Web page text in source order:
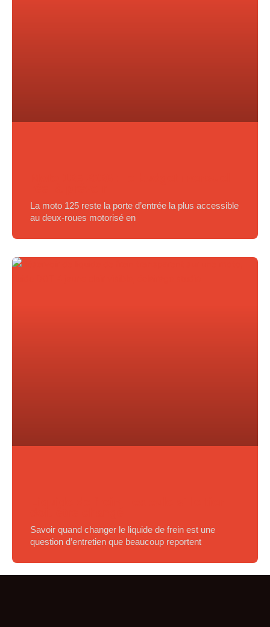
La moto 125 reste la porte d’entrée la plus accessible
au deux-roues motorisé en
Savoir quand changer le liquide de frein est une
question d’entretien que beaucoup reportent